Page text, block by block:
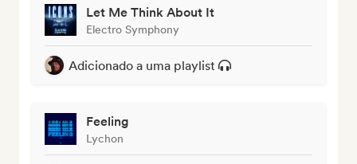
Let Me Think About It
Electro Symphony
Adicionado a uma playlist
Feeling
Lychon